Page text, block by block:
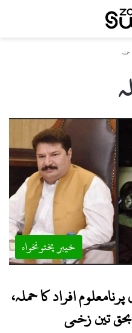
حملہ
خیبر پختونخواہ
افراد کا حملہ،
تین زخمی